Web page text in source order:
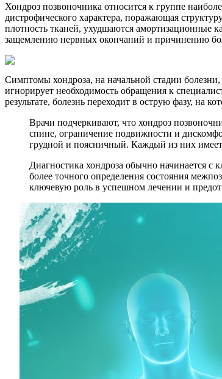
Хондроз позвоночника относится к группе
дистрофического характера, поражающая
плотность тканей, ухудшаются амортизационные
защемлению нервных окончаний и причинению
Симптомы хондроза, на начальной стадии
игнорирует необходимость обращения к
результате, болезнь переходит в острую фазу, на
Врачи подчеркивают, что хондроз
спине, ограничение подвижности и
грудной и поясничный. Каждый из них
Диагностика хондроза обычно начинается
более точного определения состояния
ключевую роль в успешном лечении и